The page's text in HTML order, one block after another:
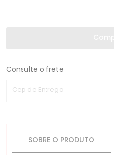
Consulte o frete
Cep de Entrega
SOBRE O PRODUTO